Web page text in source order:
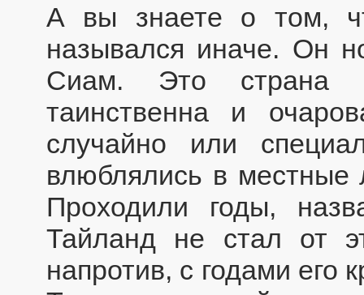
А вы знаете о том,
назывался иначе. Он
Сиам. Это страна
таинственна и
случайно или
влюблялись в местные
Проходили годы,
Тайланд не стал от
напротив, с годами его